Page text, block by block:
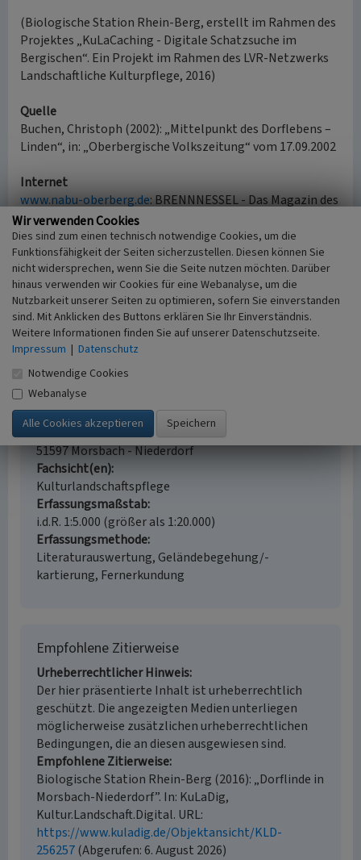
(Biologische Station Rhein-Berg, erstellt im Rahmen des
Projektes „KuLaCaching - Digitale Schatzsuche im
Bergischen“. Ein Projekt im Rahmen des LVR-Netzwerks
Landschaftliche Kulturpflege, 2016)
Quelle
Buchen, Christoph (2002): „Mittelpunkt des Dorflebens –
Linden“, in: „Oberbergische Volkszeitung“ vom 17.09.2002
Internet
www.nabu-oberberg.de: BRENNNESSEL - Das Magazin des
NABU Oberberg. 2016, Winterlinde - Baum des Jahres
(abgerufen 14.11.2017)
www.altbaumfinder-nrw.de: Dorflinde in Morsbach-
Niederdorf (abgerufen 24.10.2016, Inhalt nicht mehr
verfügbar 23.07.2024)
Dorflinde in Morsbach-Niederdorf
Linde (Laubbaum)
Straße / Hausnummer
Niederdorf 10
Ort
51597 Morsbach - Niederdorf
Fachsicht(en)
Kulturlandschaftspflege
Erfassungsmaßstab
i.d.R. 1:5.000 (größer als 1:20.000)
Erfassungsmethode
Literaturauswertung, Geländebegehung/-
kartierung, Fernerkundung
Empfohlene Zitierweise
Urheberrechtlicher Hinweis
Der hier präsentierte Inhalt ist urheberrechtlich
geschützt. Die angezeigten Medien unterliegen
möglicherweise zusätzlichen urheberrechtlichen
Bedingungen, die an diesen ausgewiesen sind.
Empfohlene Zitierweise
Biologische Station Rhein-Berg (2016): „Dorflinde in
Morsbach-Niederdorf”. In: KuLaDig,
Kultur.Landschaft.Digital. URL:
https://www.kuladig.de/Objektansicht/KLD-
256257(Abgerufen: 6. August 2026)
Wir verwenden Cookies
Dies sind zum einen technisch notwendige Cookies, um die
Funktionsfähigkeit der Seiten sicherzustellen. Diesen können Sie
nicht widersprechen, wenn Sie die Seite nutzen möchten. Darüber
hinaus verwenden wir Cookies für eine Webanalyse, um die
Nutzbarkeit unserer Seiten zu optimieren, sofern Sie einverstanden
sind. Mit Anklicken des Buttons erklären Sie Ihr Einverständnis.
Weitere Informationen finden Sie auf unserer Datenschutzseite.
Impressum | Datenschutz
Notwendige Cookies
Webanalyse